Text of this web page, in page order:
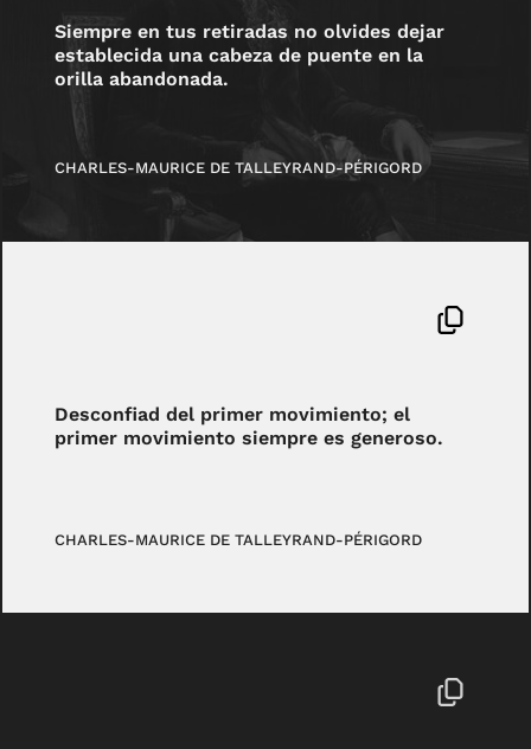
Siempre en tus retiradas no olvides dejar
establecida una cabeza de puente en la
orilla abandonada.
CHARLES-MAURICE DE TALLEYRAND-PÉRIGORD
Desconfiad del primer movimiento; el
primer movimiento siempre es generoso.
CHARLES-MAURICE DE TALLEYRAND-PÉRIGORD